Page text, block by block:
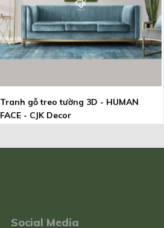
Tranh gỗ treo tường 3D - HUMAN
FACE - CJK Decor
Social Media